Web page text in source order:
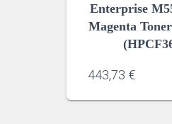
Enterprise
Magenta
443,73 €